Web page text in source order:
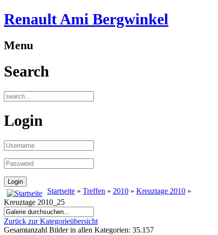
Renault Ami Bergwinkel
Menu
Search
Login
Startseite » Treffen » 2010 » Kreuztage 2010 »
Kreuztage 2010_25
Zurück zur Kategorieübersicht
Gesamtanzahl Bilder in allen Kategorien: 35.157